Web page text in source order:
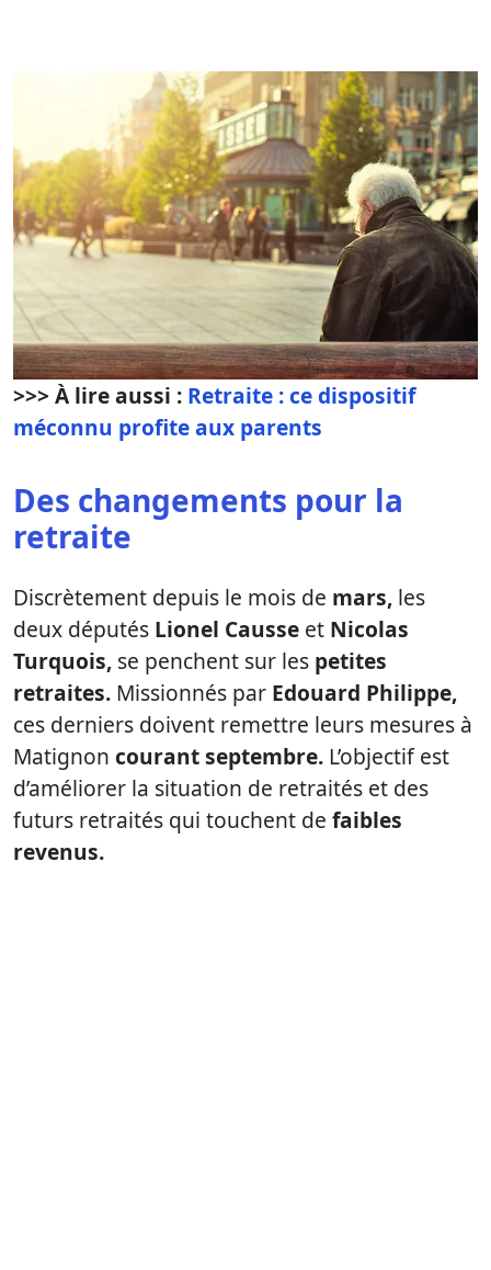
>>> À lire aussi : Retraite : ce dispositif
méconnu profite aux parents
Des changements pour la
retraite
Discrètement depuis le mois de mars, les
deux députés Lionel Causse et Nicolas
Turquois, se penchent sur les petites
retraites. Missionnés par Edouard Philippe,
ces derniers doivent remettre leurs mesures à
Matignon courant septembre. L’objectif est
d’améliorer la situation de retraités et des
futurs retraités qui touchent de faibles
revenus.